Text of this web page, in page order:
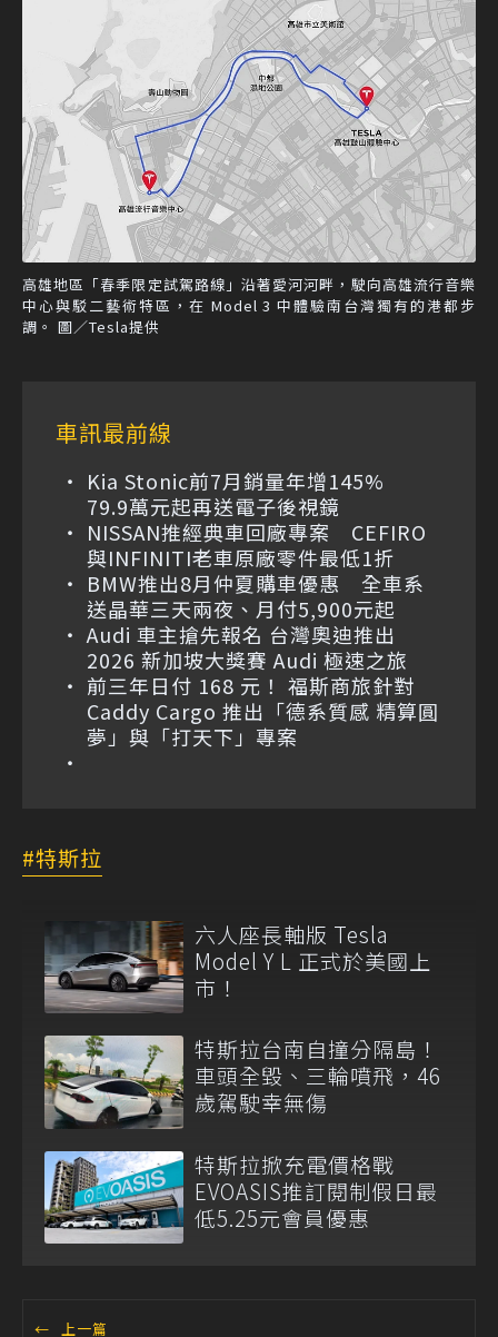
高雄地區「春季限定試駕路線」沿著愛河河畔，駛向高雄流行音樂
中心與駁二藝術特區，在 Model 3 中體驗南台灣獨有的港都步
調。 圖／Tesla提供
車訊最前線
Kia Stonic前7月銷量年增145%
79.9萬元起再送電子後視鏡
NISSAN推經典車回廠專案 CEFIRO
與INFINITI老車原廠零件最低1折
BMW推出8月仲夏購車優惠 全車系
送晶華三天兩夜、月付5,900元起
Audi 車主搶先報名 台灣奧迪推出
2026 新加坡大獎賽 Audi 極速之旅
前三年日付 168 元！ 福斯商旅針對
Caddy Cargo 推出「德系質感 精算圓
夢」與「打天下」專案
特斯拉
六人座長軸版 Tesla
Model Y L 正式於美國上
市！
特斯拉台南自撞分隔島！
車頭全毀、三輪噴飛，46
歲駕駛幸無傷
特斯拉掀充電價格戰
EVOASIS推訂閱制假日最
低5.25元會員優惠
← 上一篇